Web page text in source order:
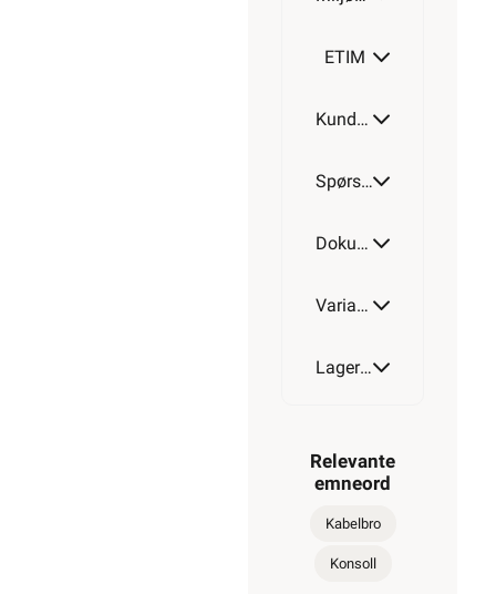
ETIM
Kundeomtale
Spørsmål og svar
Dokumentasjon
Varianter av artikkel
Lagerstatus
Relevante
emneord
Kabelbro
Konsoll